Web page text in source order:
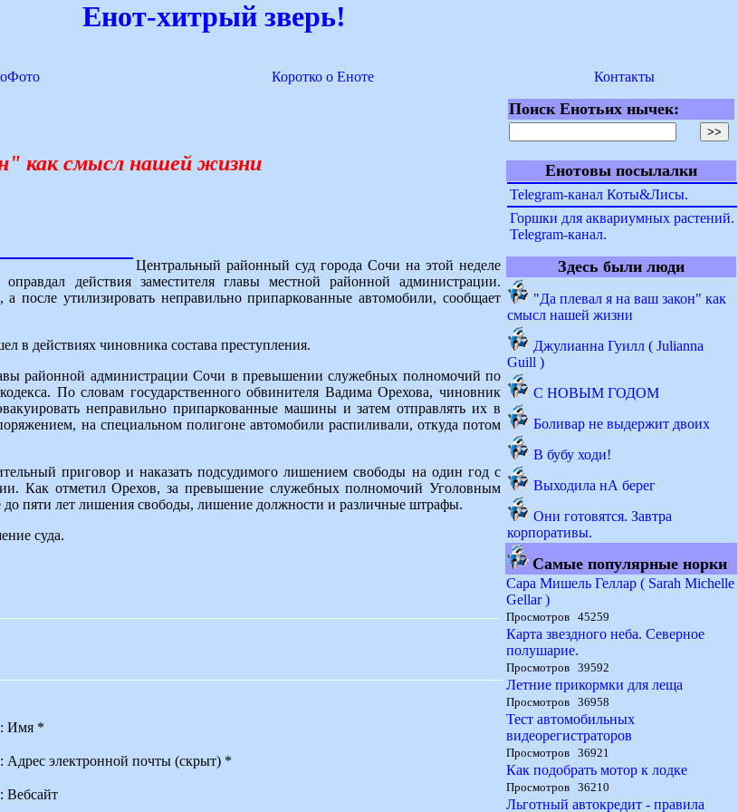
Енот-хитрый зверь!
Коротко о Еноте Контакты
как смысл нашей жизни
Центральный районный суд города Сочи на этой неделе
действия заместителя главы местной районной администрации.
а после утилизировать неправильно припаркованные автомобили, сообщает
в действиях чиновника состава преступления.
районной администрации Сочи в превышении служебных полномочий по
По словам государственного обвинителя Вадима Орехова, чиновник
неправильно припаркованные машины и затем отправлять их в
на специальном полигоне автомобили распиливали, откуда потом
приговор и наказать подсудимого лишением свободы на один год с
Как отметил Орехов, за превышение служебных полномочий Уголовным
до пяти лет лишения свободы, лишение должности и различные штрафы.
суда.
: Имя *
: Адрес электронной почты (скрыт) *
: Вебсайт
Поиск Енотьих нычек:
Енотовы посылалки
Telegram-канал Коты&Лисы.
Горшки для аквариумных растений.
Telegram-канал.
Здесь были люди
"Да плевал я на ваш закон" как
смысл нашей жизни
Джулианна Гуилл ( Julianna
Guill )
С НОВЫМ ГОДОМ
Боливар не выдержит двоих
В бубу ходи!
Выходила нА берег
Они готовятся. Завтра
корпоративы.
Самые популярные норки
Сара Мишель Геллар ( Sarah Michelle
Gellar )
Просмотров 45259
Карта звездного неба. Северное
полушарие.
Просмотров 39592
Летние прикормки для леща
Просмотров 36958
Тест автомобильных
видеорегистраторов
Просмотров 36921
Как подобрать мотор к лодке
Просмотров 36210
Льготный автокредит - правила